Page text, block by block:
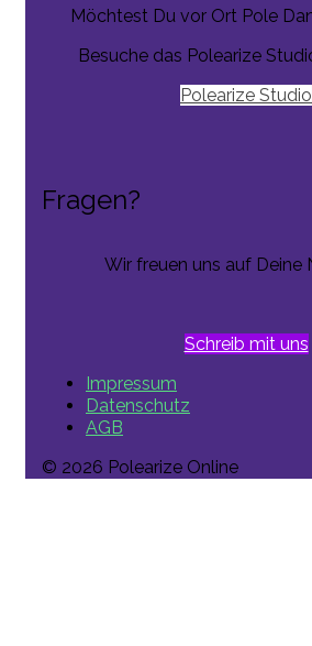
Möchtest Du vor Ort Pole
Besuche das Polearize
Polearize Studio
Fragen?
Wir freuen uns auf Deine
Schreib mit uns
Impressum
Datenschutz
AGB
© 2026 Polearize Online